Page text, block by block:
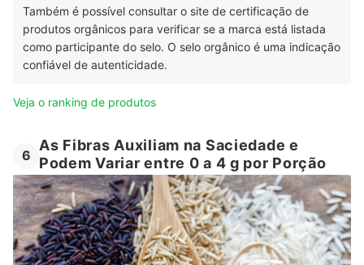
Também é possível consultar o site de certificação de
produtos orgânicos para verificar se a marca está listada
como participante do selo. O selo orgânico é uma indicação
confiável de autenticidade.
Veja o ranking de produtos
6
As Fibras Auxiliam na Saciedade e
Podem Variar entre 0 a 4 g por Porção